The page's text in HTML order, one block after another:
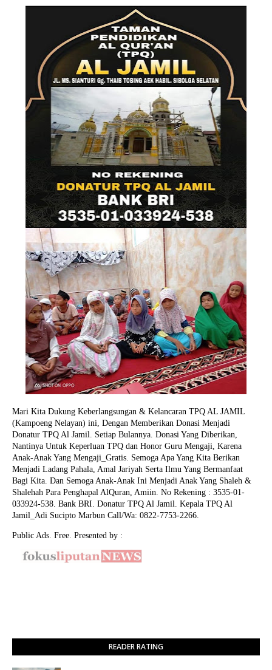
Mari Kita Dukung Keberlangsungan & Kelancaran TPQ AL JAMIL
(Kampoeng Nelayan) ini, Dengan Memberikan Donasi Menjadi
Donatur TPQ Al Jamil. Setiap Bulannya. Donasi Yang Diberikan,
Nantinya Untuk Keperluan TPQ dan Honor Guru Mengaji, Karena
Anak-Anak Yang Mengaji_Gratis. Semoga Apa Yang Kita Berikan
Menjadi Ladang Pahala, Amal Jariyah Serta Ilmu Yang Bermanfaat
Bagi Kita. Dan Semoga Anak-Anak Ini Menjadi Anak Yang Shaleh &
Shalehah Para Penghapal AlQuran, Amiin. No Rekening : 3535-01-
033924-538. Bank BRI. Donatur TPQ Al Jamil. Kepala TPQ Al
Jamil_Adi Sucipto Marbun Call/Wa: 0822-7753-2266.
Public Ads. Free. Presented by :
READER RATING